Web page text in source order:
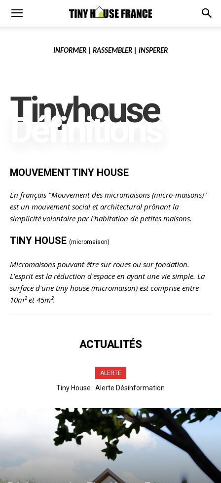
INFORMER | RASSEMBLER | INSPERER
Tinyhouse
Définitions
MOUVEMENT TINY HOUSE
En français "Mouvement des micromaisons (micro-maisons)"
est un mouvement social et architectural prônant la
simplicité volontaire par l'habitation de petites maisons.
TINY HOUSE (micromaison)
Micromaisons pouvant être sur roues ou sur fondation.
L'esprit est la réduction d'espace en ayant une vie simple. La
surface d'une tiny house (micromaison) est comprise entre
10m² et 45m².
ACTUALITÉS
ALERTE
Tiny House : Alerte Désinformation